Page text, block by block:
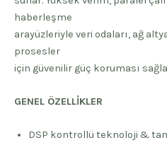
haberleşme
arayüzleriyle veri odaları, ağ
prosesler
için güvenilir güç koruması
GENEL ÖZELLİKLER
DSP kontrollü teknoloji &